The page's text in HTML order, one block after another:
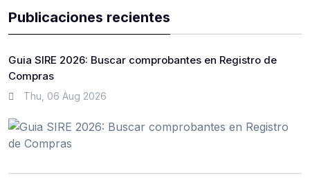
Publicaciones recientes
Guia SIRE 2026: Buscar comprobantes en Registro de
Compras
Thu, 06 Aug 2026